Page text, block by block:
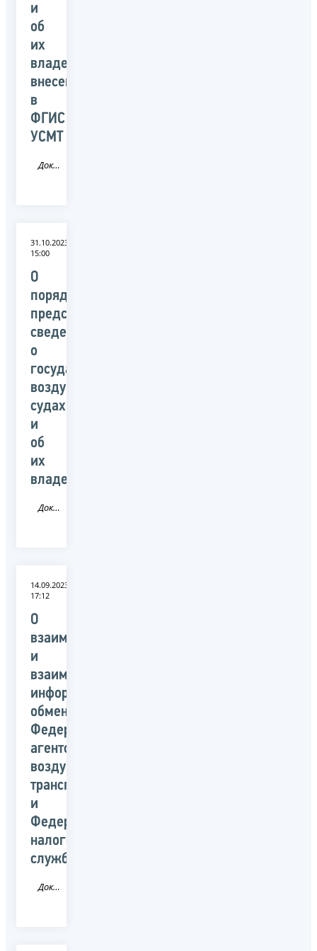
и
об
их
владельцах,
внесенных
в
ФГИС
УСМТ
Документ
31.10.2023
15:00
О
порядке
представления
сведений
о
государственных
воздушных
судах
и
об
их
владельцах
Документ
14.09.2023
17:12
О
взаимодействии
и
взаимном
информационном
обмене
Федерального
агентства
воздушного
транспорта
и
Федеральной
налоговой
службы
Документ